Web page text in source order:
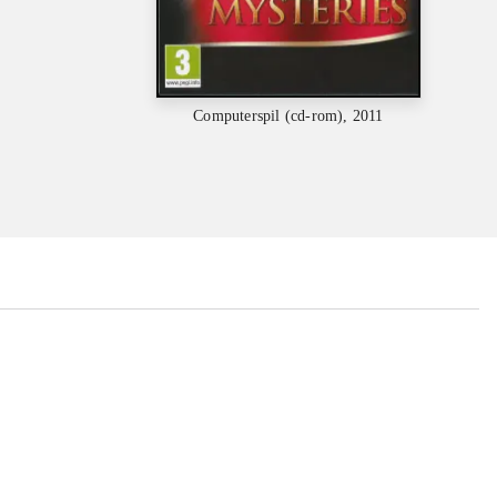
Computerspil (cd-rom), 2011